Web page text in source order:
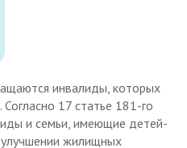
инвалиды, которых
17 статье 181-го
и семьи, имеющие детей-
жилищных